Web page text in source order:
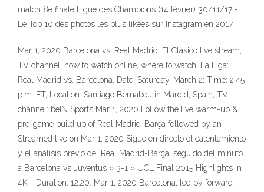
match 8e finale Ligue des Champions (14 février) 30/11/17 -
Le Top 10 des photos les plus likées sur Instagram en 2017
Mar 1, 2020 Barcelona vs. Real Madrid: El Clasico live stream,
TV channel, how to watch online, where to watch. La Liga:
Real Madrid vs. Barcelona. Date: Saturday, March 2; Time: 2:45
p.m. ET; Location: Santiago Bernabeu in Mardid, Spain; TV
channel: beIN Sports Mar 1, 2020 Follow the live warm-up &
pre-game build up of Real Madrid-Barça followed by an
Streamed live on Mar 1, 2020 Sigue en directo el calentamiento
y el análisis previo del Real Madrid-Barça, seguido del minuto
a Barcelona vs Juventus ○ 3-1 ○ UCL Final 2015 Highlights In
4K - Duration: 12:20. Mar 1, 2020 Barcelona, led by forward